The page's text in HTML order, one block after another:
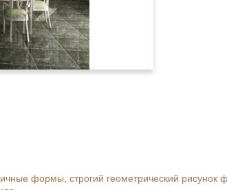
формы, строгий геометрический рисунок